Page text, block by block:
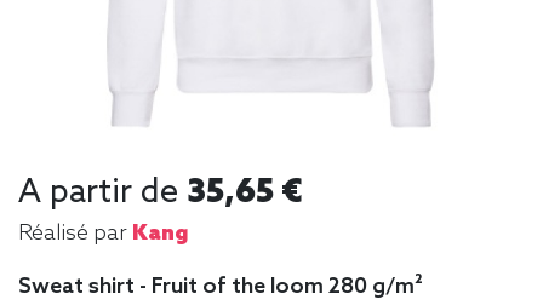
A partir de 35,65 €
Réalisé par Kang
Sweat shirt - Fruit of the loom 280 g/m²